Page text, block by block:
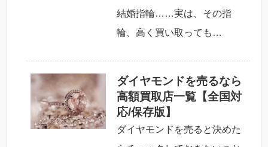
結婚指輪……実は、その指
輪、高く買い取っても…
ダイヤモンドを売るなら
高額買取店一覧【全国対
応/保存版】
ダイヤモンドを売ると決めた